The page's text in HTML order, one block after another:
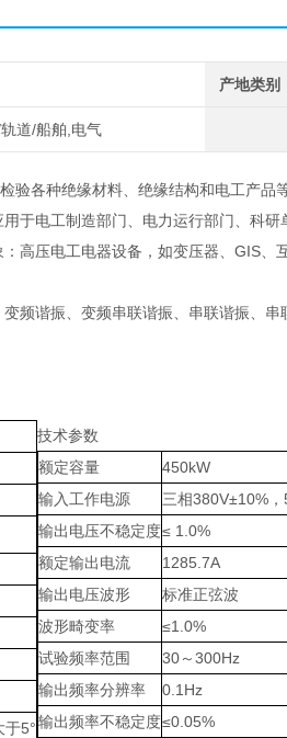
产地类别
道/船舶,电气
各种绝缘材料、绝缘结构和电工产品
于电工制造部门、电力运行部门、科研
：高压电工电器设备，如变压器、GIS、
频谐振、变频串联谐振、串联谐振、
5°
技术参数
额定容量
450kW
输入工作电源
三相380V±10%
输出电压不稳定度≤ 1.0%
额定输出电流
1285.7A
输出电压波形
标准正弦波
波形畸变率
≤1.0%
试验频率范围
30～300Hz
输出频率分辨率
0.1Hz
输出频率不稳定度≤0.05%